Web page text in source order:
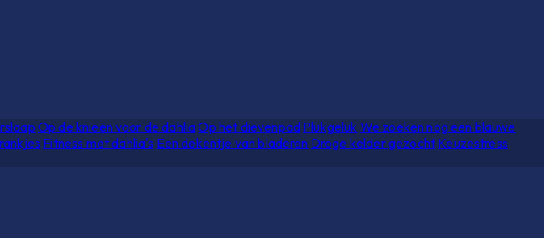
Op de knieën voor de dahliaOp het dievenpad Plukgeluk We zoeken nog een blauwe
Fitness met dahlia's Een dekentje van bladeren Droge kelder gezocht Keuzestress